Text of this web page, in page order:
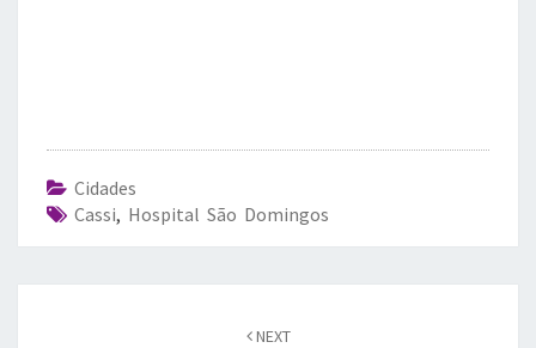
Cidades
Cassi, Hospital São Domingos
NEXT